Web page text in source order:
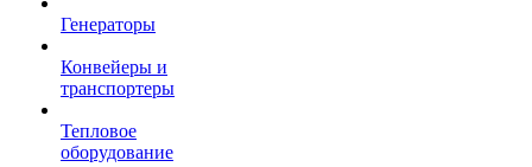
Генераторы
Конвейеры и
транспортеры
Тепловое
оборудование